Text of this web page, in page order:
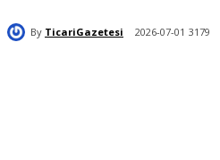
By TicariGazetesi 2026-07-01 3179